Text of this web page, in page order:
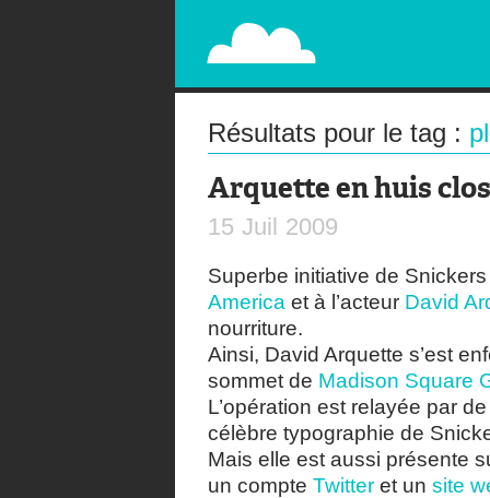
PAPERPLANE
STREET, AMBIENT, GUÉRILLA MARKETING
Résultats pour le tag :
Arquette en huis clos
15 Juil 2009
Superbe initiative de
America et à l’acteur David
nourriture.
Ainsi, David Arquette s’est
sommet de Madison Square
L’opération est relayée par
célèbre typographie de
Mais elle est aussi présente
un compte Twitter et un site